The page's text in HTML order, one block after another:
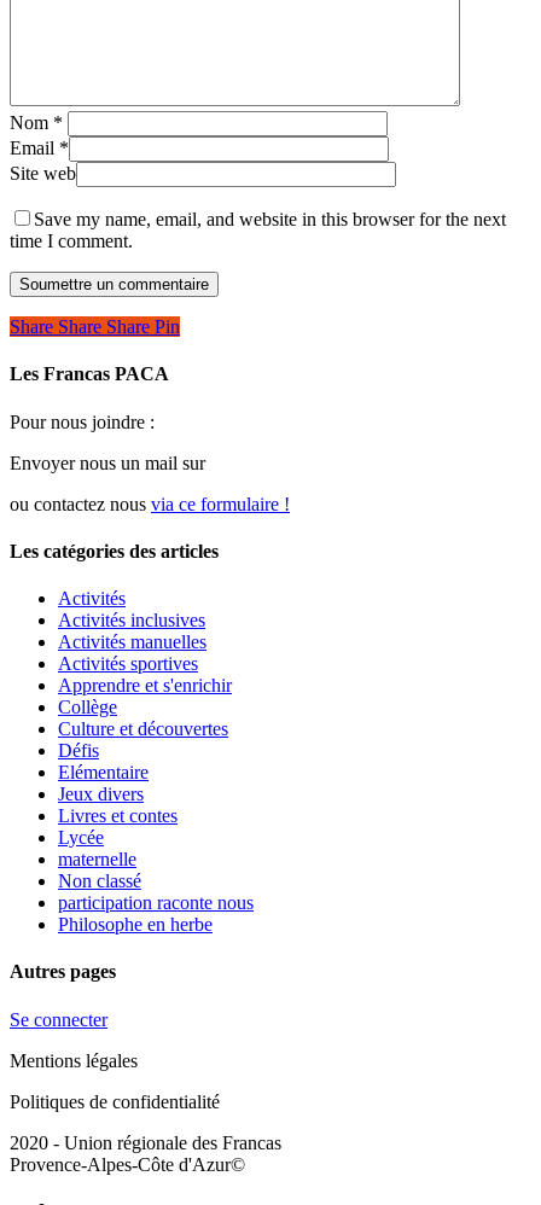
Nom *
Email *
Site web
Save my name, email, and website in this browser for the next
time I comment.
Share
Share Share Share Pin
Les Francas PACA
Pour nous joindre :
Envoyer nous un mail sur
ou contactez nous via ce formulaire !
Les catégories des articles
Activités
Activités inclusives
Activités manuelles
Activités sportives
Apprendre et s'enrichir
Collège
Culture et découvertes
Défis
Elémentaire
Jeux divers
Livres et contes
Lycée
maternelle
Non classé
participation raconte nous
Philosophe en herbe
Autres pages
Se connecter
Mentions légales
Politiques de confidentialité
2020 - Union régionale des Francas
Provence-Alpes-Côte d'Azur©